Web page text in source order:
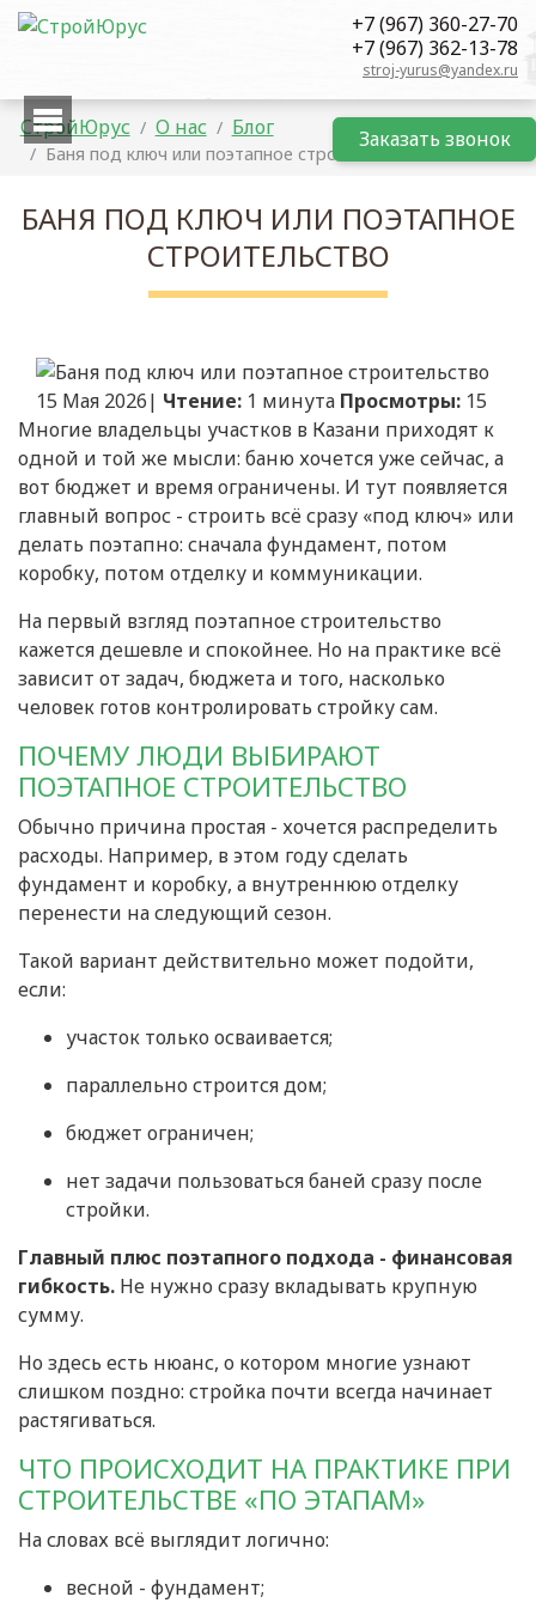
+7 (967) 360-27-70
+7 (967) 362-13-78
stroj-yurus@yandex.ru
СтройЮрус О нас Блог
Баня под ключ или поэтапное строительство
БАНЯ ПОД КЛЮЧ ИЛИ ПОЭТАПНОЕ
СТРОИТЕЛЬСТВО
15 Мая 2026| Чтение: 1 минута Просмотры: 15
Многие владельцы участков в Казани приходят к
одной и той же мысли: баню хочется уже сейчас, а
вот бюджет и время ограничены. И тут появляется
главный вопрос - строить всё сразу «под ключ» или
делать поэтапно: сначала фундамент, потом
коробку, потом отделку и коммуникации.
На первый взгляд поэтапное строительство
кажется дешевле и спокойнее. Но на практике всё
зависит от задач, бюджета и того, насколько
человек готов контролировать стройку сам.
ПОЧЕМУ ЛЮДИ ВЫБИРАЮТ
ПОЭТАПНОЕ СТРОИТЕЛЬСТВО
Обычно причина простая - хочется распределить
расходы. Например, в этом году сделать
фундамент и коробку, а внутреннюю отделку
перенести на следующий сезон.
Такой вариант действительно может подойти,
если:
участок только осваивается;
параллельно строится дом;
бюджет ограничен;
нет задачи пользоваться баней сразу после
стройки.
Главный плюс поэтапного подхода - финансовая
гибкость. Не нужно сразу вкладывать крупную
сумму.
Но здесь есть нюанс, о котором многие узнают
слишком поздно: стройка почти всегда начинает
растягиваться.
ЧТО ПРОИСХОДИТ НА ПРАКТИКЕ ПРИ
СТРОИТЕЛЬСТВЕ «ПО ЭТАПАМ»
На словах всё выглядит логично:
весной - фундамент;
Заказать звонок